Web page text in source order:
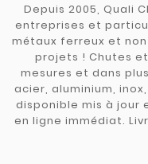
Depuis 2005, Quali
entreprises et
métaux ferreux et
projets ! Chutes
mesures et dans
acier, aluminium,
disponible mis à jour
en ligne immédiat.